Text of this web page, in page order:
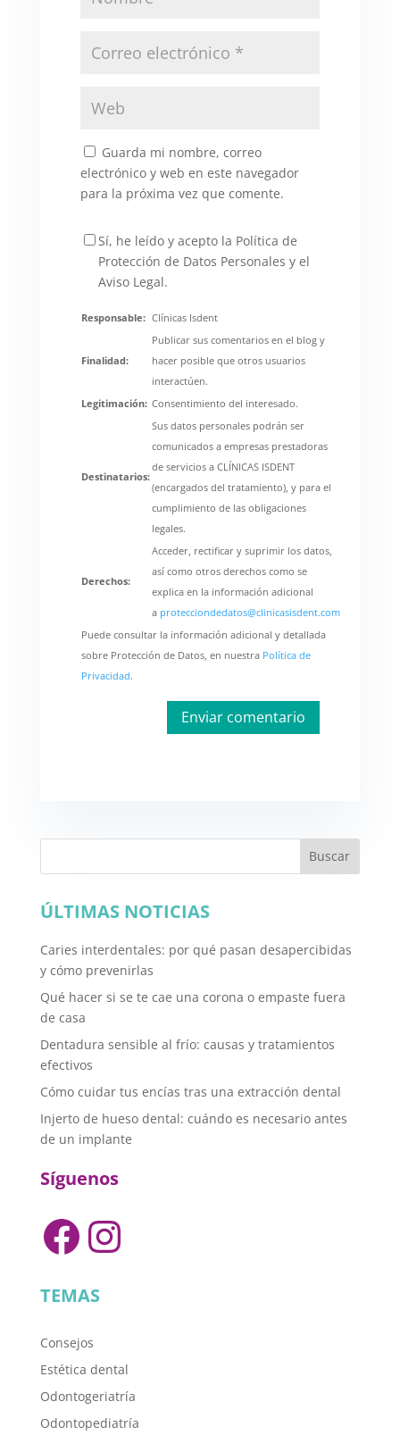
Guarda mi nombre, correo
electrónico y web en este navegador
para la próxima vez que comente.
Sí, he leído y acepto la Política de
Protección de Datos Personales y el
Aviso Legal.
Responsable: Clínicas Isdent
Finalidad:
Publicar sus comentarios en el blog y
hacer posible que otros usuarios
interactúen.
Legitimación: Consentimiento del interesado.
Destinatarios:
Sus datos personales podrán ser
comunicados a empresas prestadoras
de servicios a CLÍNICAS ISDENT
(encargados del tratamiento), y para el
cumplimiento de las obligaciones
legales.
Derechos:
Acceder, rectificar y suprimir los datos,
así como otros derechos como se
explica en la información adicional
a protecciondedatos@clinicasisdent.com
Puede consultar la información adicional y detallada
sobre Protección de Datos, en nuestra Política de
Privacidad.
Buscar
ÚLTIMAS NOTICIAS
Caries interdentales: por qué pasan desapercibidas
y cómo prevenirlas
Qué hacer si se te cae una corona o empaste fuera
de casa
Dentadura sensible al frío: causas y tratamientos
efectivos
Cómo cuidar tus encías tras una extracción dental
Injerto de hueso dental: cuándo es necesario antes
de un implante
Síguenos
Facebook
Instagram
TEMAS
Consejos
Estética dental
Odontogeriatría
Odontopediatría